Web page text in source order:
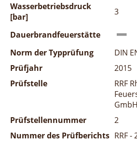
Wasserbetriebsdruck
[bar]
3
Dauerbrandfeuerstätte
Norm der Typprüfung
DIN
Prüfjahr
2015
Prüfstelle
RRF
GmbH
Prüfstellennummer
2
Nummer des Prüfberichts RRF -